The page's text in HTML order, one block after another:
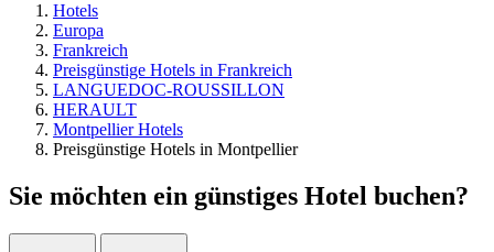
Hotels
Europa
Frankreich
Preisgünstige Hotels in Frankreich
LANGUEDOC-ROUSSILLON
HERAULT
Montpellier Hotels
Preisgünstige Hotels in Montpellier
Sie möchten ein günstiges Hotel buchen?